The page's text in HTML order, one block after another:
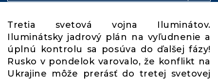
Tretia svetová vojna Iluminátov.
Iluminátsky jadrový plán na vyľudnenie a
úplnú kontrolu sa posúva do ďalšej fázy!
Rusko v pondelok varovalo, že konflikt na
Ukrajine môže prerásť do tretej svetovej